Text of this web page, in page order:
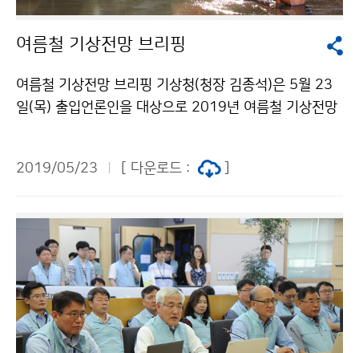
여름철 기상전망 브리핑
여름철 기상전망 브리핑 기상청(청장 김종석)은 5월 23
일(목) 출입언론인을 대상으로 2019년 여름철 기상전망
량] 6월에는 평년과 비슷하거나 적겠고, 7월과 8월에는
년 수준인 1~3개 정도가 우리나라에 영향을 주겠습니다.
2019/05/23 [ 다운로드 :